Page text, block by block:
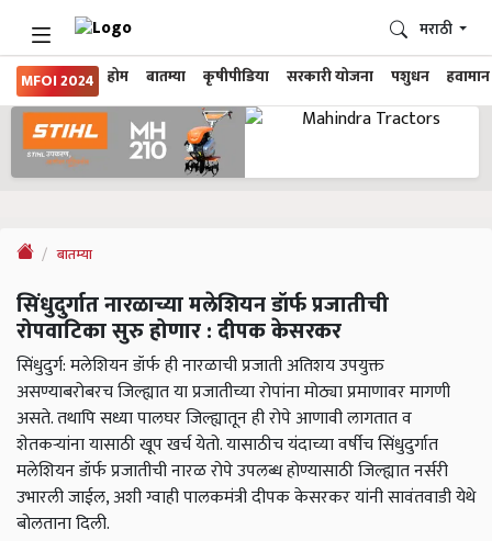
MFOI 2024 होम बातम्या कृषीपीडिया सरकारी योजना पशुधन हवामान
मराठी
बातम्या
सिंधुदुर्गात नारळाच्या मलेशियन डॉर्फ प्रजातीची
रोपवाटिका सुरु होणार : दीपक केसरकर
सिंधुदुर्ग: मलेशियन डॉर्फ ही नारळाची प्रजाती अतिशय उपयुक्त
असण्याबरोबरच जिल्ह्यात या प्रजातीच्या रोपांना मोठ्या प्रमाणावर मागणी
असते. तथापि सध्या पालघर जिल्ह्यातून ही रोपे आणावी लागतात व
शेतकऱ्यांना यासाठी खूप खर्च येतो. यासाठीच यंदाच्या वर्षीच सिंधुदुर्गात
मलेशियन डॉर्फ प्रजातीची नारळ रोपे उपलब्ध होण्यासाठी जिल्ह्यात नर्सरी
उभारली जाईल, अशी ग्वाही पालकमंत्री दीपक केसरकर यांनी सावंतवाडी येथे
बोलताना दिली.